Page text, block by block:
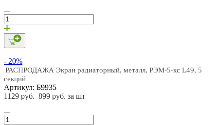
- 20%
РАСПРОДАЖА Экран радиаторный, металл, РЭМ-5-кс L49, 5
секций
Артикул: Б9935
1129 руб. 899 руб. за шт